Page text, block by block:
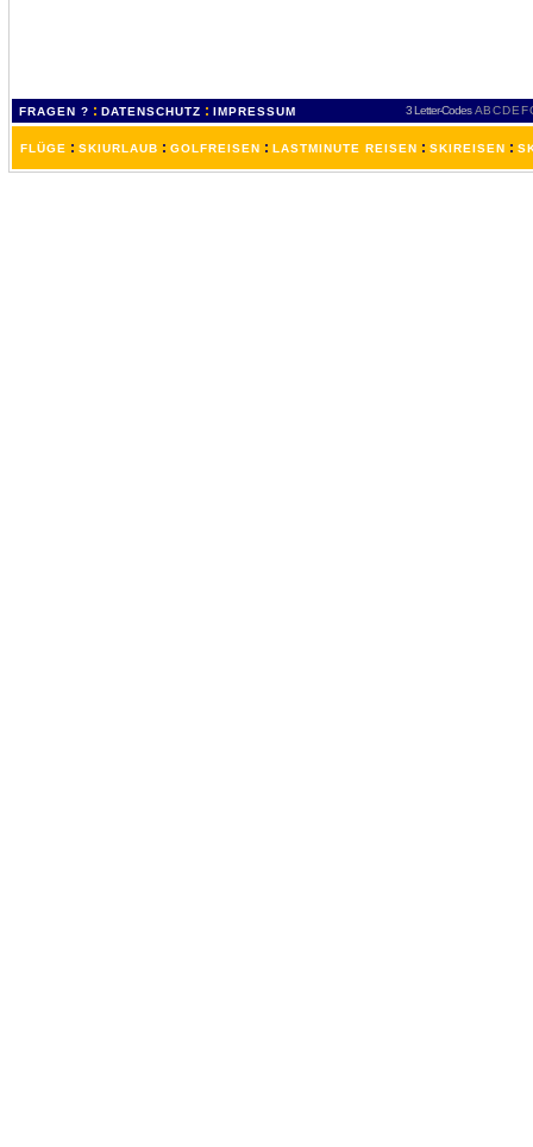
FRAGEN ? : DATENSCHUTZ : IMPRESSUM 3 Letter-Codes ABCDEF
FLÜGE : SKIURLAUB : GOLFREISEN : LASTMINUTE REISEN : SKIREISEN :